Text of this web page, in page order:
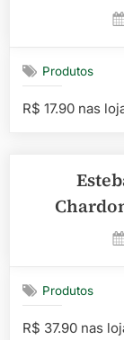
Produtos
R$ 17.90 nas
Produtos
R$ 37.90 nas